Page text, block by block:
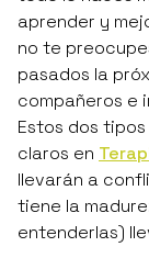
aprender y
no te
pasados la
compañeros e
Estos dos
claros en
llevarán a
tiene la
entenderlas)